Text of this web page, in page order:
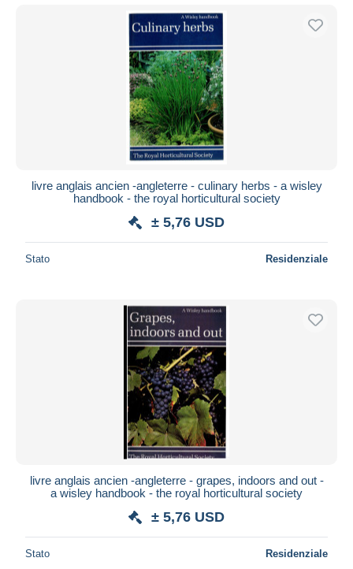
livre anglais ancien -angleterre - culinary herbs - a wisley
handbook - the royal horticultural society
± 5,76 USD
Stato Residenziale
livre anglais ancien -angleterre - grapes, indoors and out -
a wisley handbook - the royal horticultural society
± 5,76 USD
Stato Residenziale